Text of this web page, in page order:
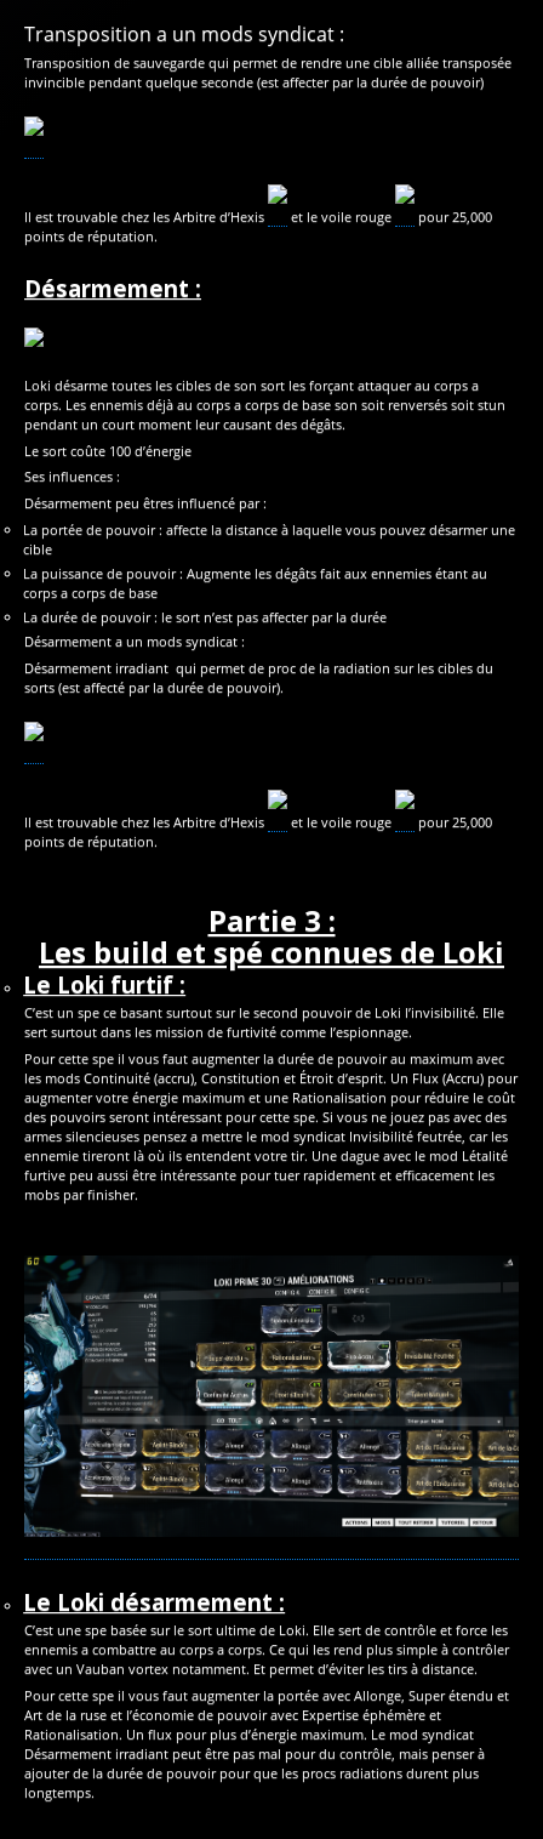
Transposition a un mods syndicat :
Transposition de sauvegarde qui permet de rendre une cible alliée transposée
invincible pendant quelque seconde (est affecter par la durée de pouvoir)
Il est trouvable chez les Arbitre d’Hexis et le voile rouge
pour 25,000
points de réputation.
Désarmement :
Loki désarme toutes les cibles de son sort les forçant attaquer au corps a
corps. Les ennemis déjà au corps a corps de base son soit renversés soit stun
pendant un court moment leur causant des dégâts.
Le sort coûte 100 d’énergie
Ses influences :
Désarmement peu êtres influencé par :
La portée de pouvoir : affecte la distance à laquelle vous pouvez désarmer une
cible
La puissance de pouvoir : Augmente les dégâts fait aux ennemies étant au
corps a corps de base
La durée de pouvoir : le sort n’est pas affecter par la durée
Désarmement a un mods syndicat :
Désarmement irradiant qui permet de proc de la radiation sur les cibles du
sorts (est affecté par la durée de pouvoir).
Il est trouvable chez les Arbitre d’Hexis et le voile rouge
pour 25,000
points de réputation.
Partie 3 :
Les build et spé connues de Loki
Le Loki furtif :
C’est un spe ce basant surtout sur le second pouvoir de Loki l’invisibilité. Elle
sert surtout dans les mission de furtivité comme l’espionnage.
Pour cette spe il vous faut augmenter la durée de pouvoir au maximum avec
les mods Continuité (accru), Constitution et Étroit d’esprit. Un Flux (Accru) pour
augmenter votre énergie maximum et une Rationalisation pour réduire le coût
des pouvoirs seront intéressant pour cette spe. Si vous ne jouez pas avec des
armes silencieuses pensez a mettre le mod syndicat Invisibilité feutrée, car les
ennemie tireront là où ils entendent votre tir. Une dague avec le mod Létalité
furtive peu aussi être intéressante pour tuer rapidement et efficacement les
mobs par finisher.
Le Loki désarmement :
C’est une spe basée sur le sort ultime de Loki. Elle sert de contrôle et force les
ennemis a combattre au corps a corps. Ce qui les rend plus simple à contrôler
avec un Vauban vortex notamment. Et permet d’éviter les tirs à distance.
Pour cette spe il vous faut augmenter la portée avec Allonge, Super étendu et
Art de la ruse et l’économie de pouvoir avec Expertise éphémère et
Rationalisation. Un flux pour plus d’énergie maximum. Le mod syndicat
Désarmement irradiant peut être pas mal pour du contrôle, mais penser à
ajouter de la durée de pouvoir pour que les procs radiations durent plus
longtemps.